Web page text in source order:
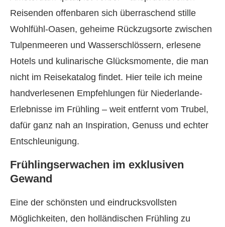
Reisenden offenbaren sich überraschend stille
Wohlfühl-Oasen, geheime Rückzugsorte zwischen
Tulpenmeeren und Wasserschlössern, erlesene
Hotels und kulinarische Glücksmomente, die man
nicht im Reisekatalog findet. Hier teile ich meine
handverlesenen Empfehlungen für Niederlande-
Erlebnisse im Frühling – weit entfernt vom Trubel,
dafür ganz nah an Inspiration, Genuss und echter
Entschleunigung.
Frühlingserwachen im exklusiven
Gewand
Eine der schönsten und eindrucksvollsten
Möglichkeiten, den holländischen Frühling zu